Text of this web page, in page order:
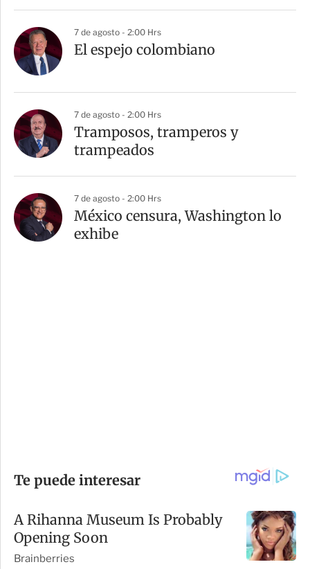
7 de agosto - 2:00 Hrs
El espejo colombiano
7 de agosto - 2:00 Hrs
Tramposos, tramperos y
trampeados
7 de agosto - 2:00 Hrs
México censura, Washington lo
exhibe